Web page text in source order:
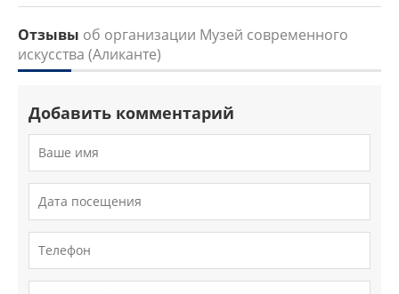
Отзывы об организации Музей современного
искусства (Аликанте)
Добавить комментарий